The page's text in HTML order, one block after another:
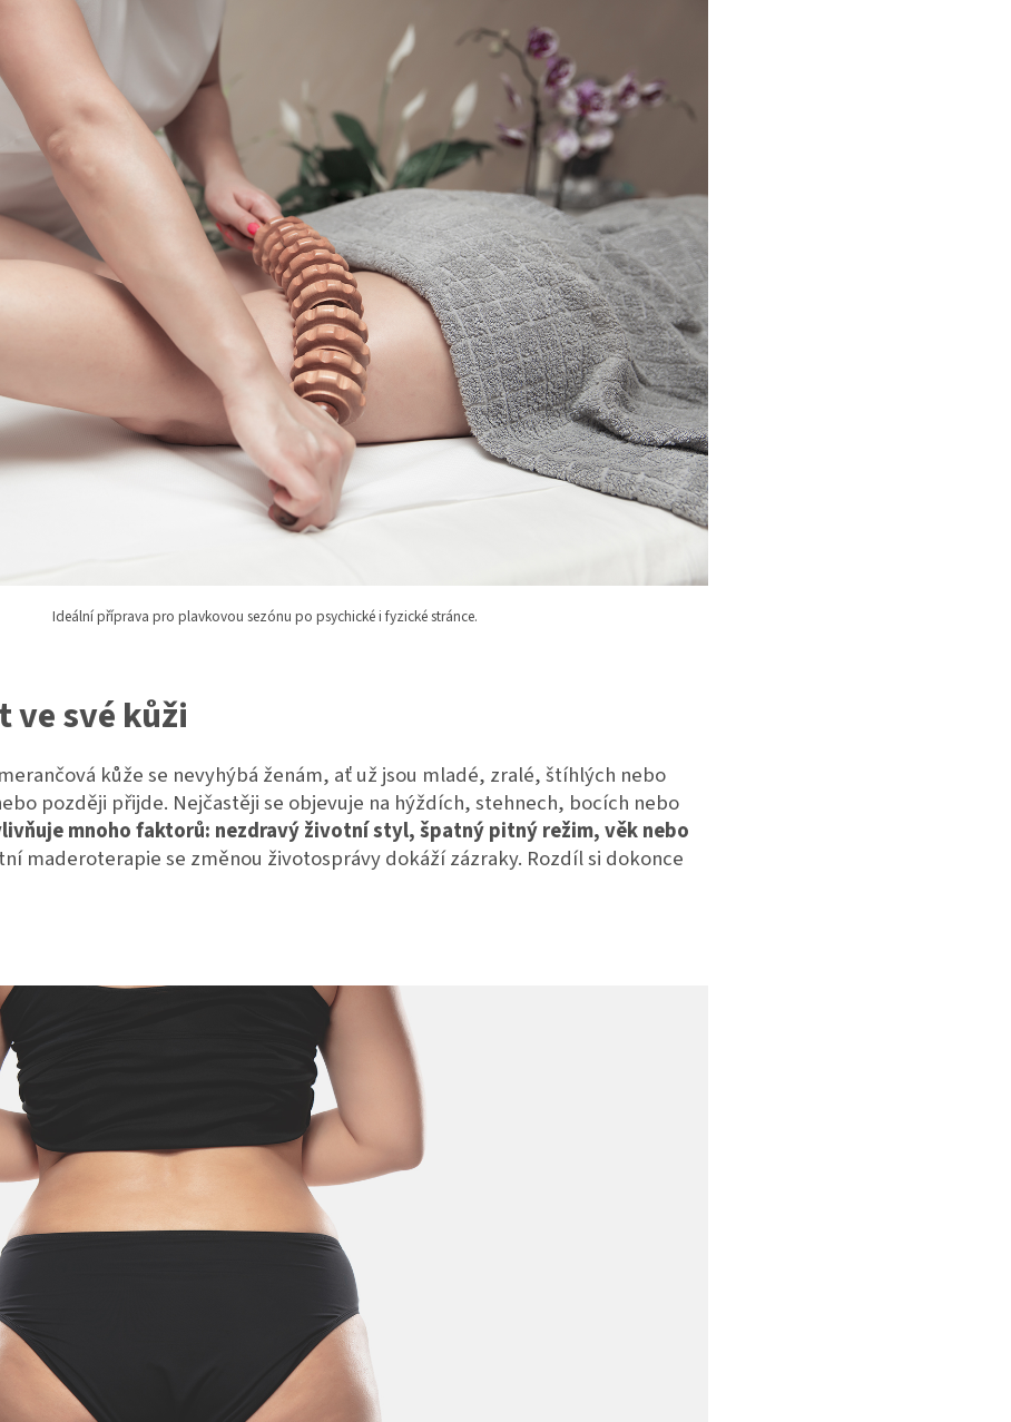
Ideální příprava pro plavkovou sezónu po psychické i fyzické stránce.
ve své kůži
kůže se nevyhýbá ženám, ať už jsou mladé, zralé, štíhlých nebo
později přijde. Nejčastěji se objevuje na hýždích, stehnech, bocích nebo
mnoho faktorů: nezdravý životní styl, špatný pitný režim, věk nebo
maderoterapie se změnou životosprávy dokáží zázraky. Rozdíl si dokonce